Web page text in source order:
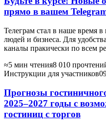
прямо в вашем
Телеграм стал в наше время
людей и бизнеса. Для
каналы пракически по всем
≈5 мин чтения8 010
Инструкции для участников
Прогнозы
2025–2027 годы с
гостиниц с торгов